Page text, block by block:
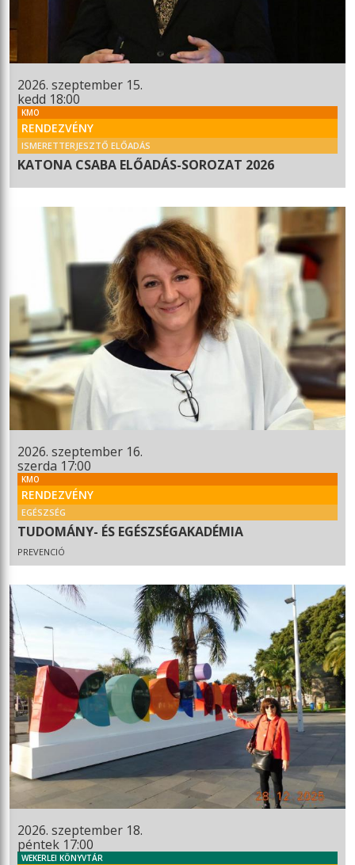
2026. szeptember 15.
kedd 18:00
KMO
RENDEZVÉNY
ISMERETTERJESZTŐ ELŐADÁS
KATONA CSABA ELŐADÁS-SOROZAT 2026
2026. szeptember 16.
szerda 17:00
KMO
RENDEZVÉNY
EGÉSZSÉG
TUDOMÁNY- ÉS EGÉSZSÉGAKADÉMIA
PREVENCIÓ
2026. szeptember 18.
péntek 17:00
WEKERLEI KÖNYVTÁR